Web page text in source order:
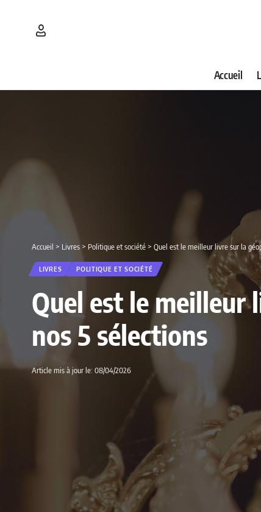
Accueil
Accueil > Livres> Politique et société> Quel est le meilleur livre sur la
LIVRES POLITIQUE ET SOCIÉTÉ
Quel est le meilleur
nos 5 sélections
Article mis à jour le: 08/04/2026